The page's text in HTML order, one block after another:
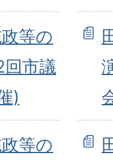
等の
市議
)
等の